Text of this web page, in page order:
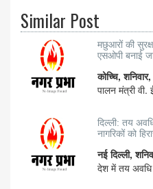
Similar Post
मछुआरों की
एसओपी बनाई
कोच्चि,
पालन मंत्री
दिल्ली: तय
नागरिकों को
नई दिल्ली,
देश में तय